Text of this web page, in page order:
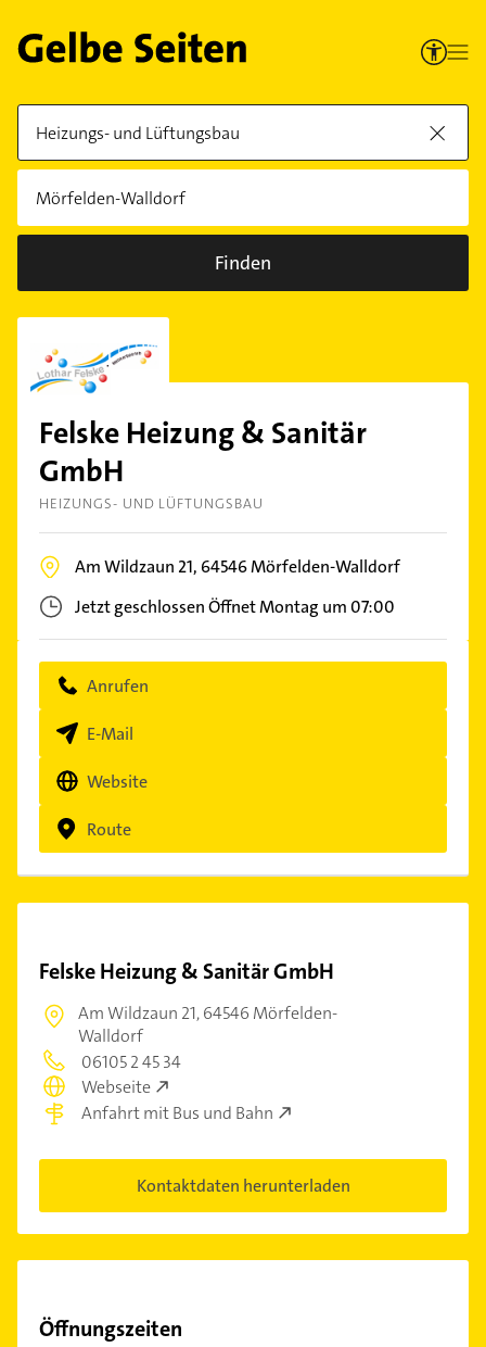
Finden
Felske Heizung & Sanitär
GmbH
HEIZUNGS- UND LÜFTUNGSBAU
Am Wildzaun 21, 64546Mörfelden-Walldorf
Jetzt geschlossenÖffnet Montag um 07:00
Anrufen
E-Mail
Website
Route
Felske Heizung & Sanitär GmbH
Am Wildzaun 21,64546 Mörfelden-
Walldorf
06105 2 45 34
Webseite
Anfahrt mit Bus und Bahn
Kontaktdaten herunterladen
Öffnungszeiten